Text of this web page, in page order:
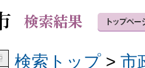
検索トップ > 市